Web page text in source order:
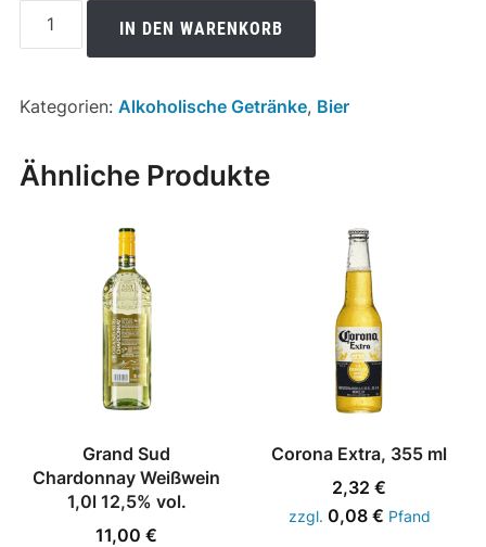
Beck
0,5l
Kasten
Menge
IN DEN WARENKORB
Kategorien: Alkoholische Getränke, Bier
Ähnliche Produkte
Grand Sud
Chardonnay Weißwein
1,0l 12,5% vol.
11,00€
Corona Extra, 355 ml
2,32€
zzgl. 0,08 € Pfand